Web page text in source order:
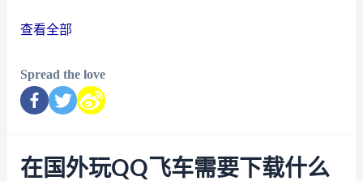
查看全部
Spread the love
在国外玩QQ飞车需要下载什么